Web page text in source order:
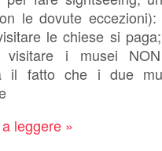
le dovute
le chiese si
visitare i musei
il fatto che i due
leggere »